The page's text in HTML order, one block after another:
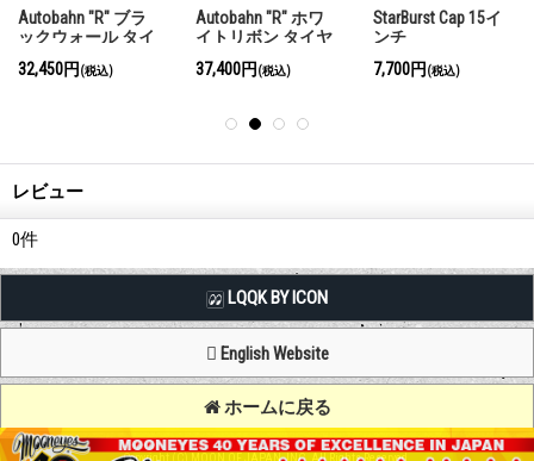
Autobahn "R" ブラ
ックウォール タイ
32,450円 (税込)
Autobahn "R" ホワ
イトリボン タイヤ
37,400円 (税込)
StarBurst Cap 15イ
ンチ
7,700円 (税込)
レビュー
0件
LQQK BY ICON
English Website
ホームに戻る
Copyright (C) MOON OF JAPAN, INC. All Rights Reserved.